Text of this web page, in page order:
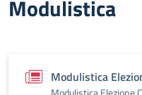
Modulistica
Modulistica